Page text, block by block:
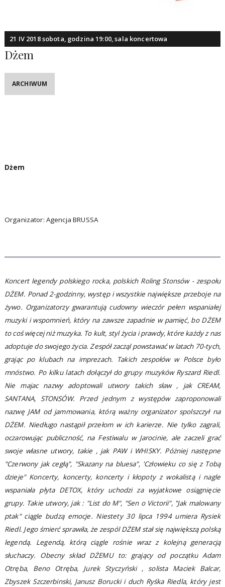
21 IV 2018 sobota, godzina 19:00, sala koncertowa
Dżem
ARCHIWUM
Dżem
Organizator: Agencja BRUSSA
Koncert legendy polskiego rocka, polskich Roling Stonsów - zespołu
DŻEM. Ponad 2-godzinny, występ i wszystkie największe przeboje na
żywo. Organizatorzy gwarantują cudowny wieczór pełen wspaniałej
muzyki i wspomnień, który na zawsze zapadnie w pamięć, bo DŻEM
to coś więcej niż muzyka. To kult, styl życia i prawdy, które każdy z nas
adoptuje do swojego życia. Zespół zacząl powstawać w latach 70-tych,
grając po klubach na imprezach. Takich zespołów w Polsce było
mnóstwo. Po kilku latach dołączył do grupy muzyków Ryszard Riedl.
Nie majac nazwy adoptowali utwory takich sław , jak CREAM,
SANTANA, STONSÓW. Przed jednym z występów zaproponowali
nazwę JAM od jammowania, którą ważny organizator spolszczył na
DŻEM. Niedługo nastąpił przełom w ich karierze. Nie tylko zagrali,
oczarowując publiczność, na Festiwalu w Jarocinie, ale zaczeli grać
swoje własne utwory, takie , jak PAW i WHISKY. Póżniej następne
"Czerwony jak cegłą", "Skazany na bluesa", 'Człowieku co się z Tobą
dzieje" Koncerty, koncerty, koncerty i kłopoty z wokalistą i nagle
wspaniała płyta DETOX, który uchodzi za wyjatkowe osiągnięcie
grupy. Takie utwory, jak : "List do M", "Sen o Victorii", "Jak malowany
ptak" ciągle budzą emocje. Niestety 30 lipca 1994 umiera Rysiek
Riedl. Jego śmierć sprawiła, że zespól DŻEM stał się największą polską
legendą. Legendą, którą ciągle rośnie wraz z kolejną generacją
słuchaczy. Obecny skład DŻEMU to: grający od początku Adam
Otręba, Beno Otręba, Jurek Styczyński , solista Maciek Balcar,
Zbyszek Szczerbinski, Janusz Borucki i duch Ryśka Riedla, który jest